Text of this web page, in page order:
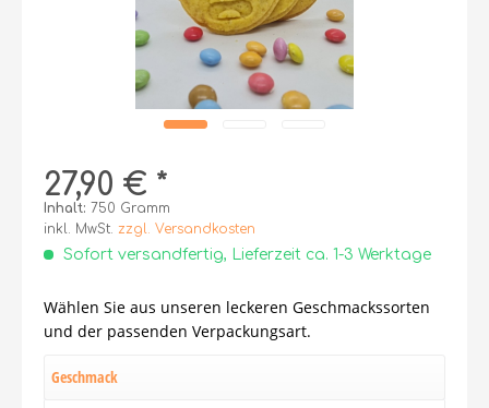
27,90 € *
Inhalt: 750 Gramm
inkl. MwSt. zzgl. Versandkosten
Sofort versandfertig, Lieferzeit ca. 1-3 Werktage
Wählen Sie aus unseren leckeren Geschmackssorten
und der passenden Verpackungsart.
Geschmack